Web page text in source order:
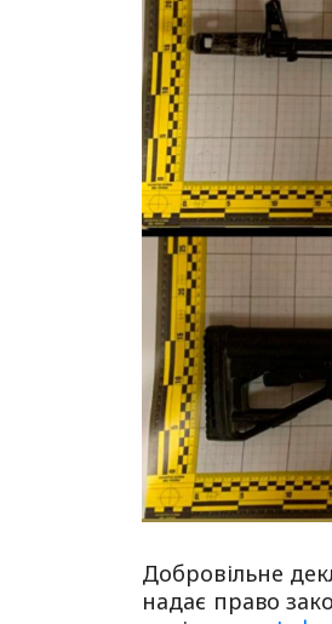
Добровільне
надає право